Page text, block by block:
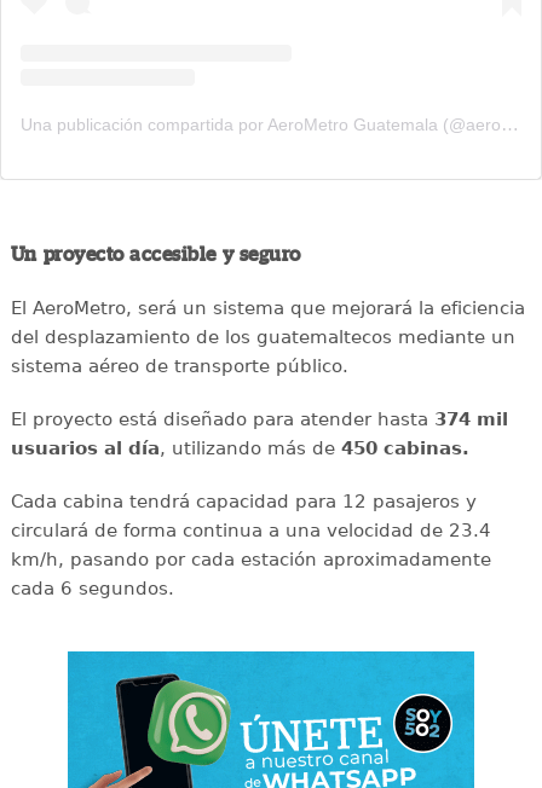
Una publicación compartida por AeroMetro Guatemala (@aerometrogt)
Un proyecto accesible y seguro
El AeroMetro, será un sistema que mejorará la eficiencia
del desplazamiento de los guatemaltecos mediante un
sistema aéreo de transporte público.
El proyecto está diseñado para atender hasta 374 mil
usuarios al día, utilizando más de 450 cabinas.
Cada cabina tendrá capacidad para 12 pasajeros y
circulará de forma continua a una velocidad de 23.4
km/h, pasando por cada estación aproximadamente
cada 6 segundos.